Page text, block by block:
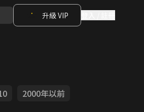
升級 VIP
2000年以前